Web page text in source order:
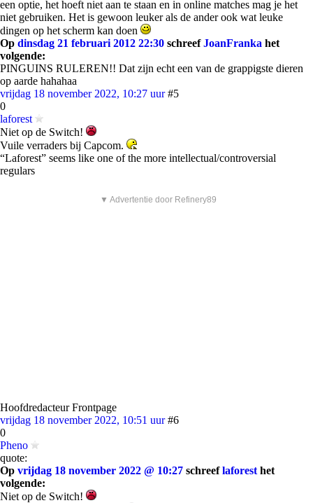
een optie, het hoeft niet aan te staan en in online matches mag je het
niet gebruiken. Het is gewoon leuker als de ander ook wat leuke
dingen op het scherm kan doen
Op dinsdag 21 februari 2012 22:30 schreefJoanFranka het
volgende:
PINGUINS RULEREN!! Dat zijn echt een van de grappigste dieren
op aarde hahahaa
vrijdag 18 november 2022, 10:27 uur #5
0
laforest
Niet op de Switch!
Vuile verraders bij Capcom.
“Laforest” seems like one of the more intellectual/controversial
regulars
▼ Advertentie door Refinery89
Hoofdredacteur Frontpage
vrijdag 18 november 2022, 10:51 uur #6
0
Pheno
quote:
Op vrijdag 18 november 2022 @ 10:27 schreeflaforest het
volgende:
Niet op de Switch!